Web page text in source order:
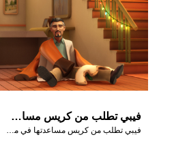
فيبي تطلب من كريس مساعدتها في مشهد عيد الميلاد.
فيبي تطلب من كريس مساعدتها في مشهد عيد الميلاد.